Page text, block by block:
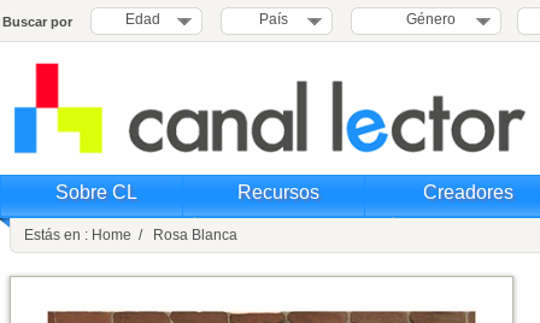
Buscar por Edad País Género
Sobre CL Recursos Creadores
Estás en : Home / Rosa Blanca